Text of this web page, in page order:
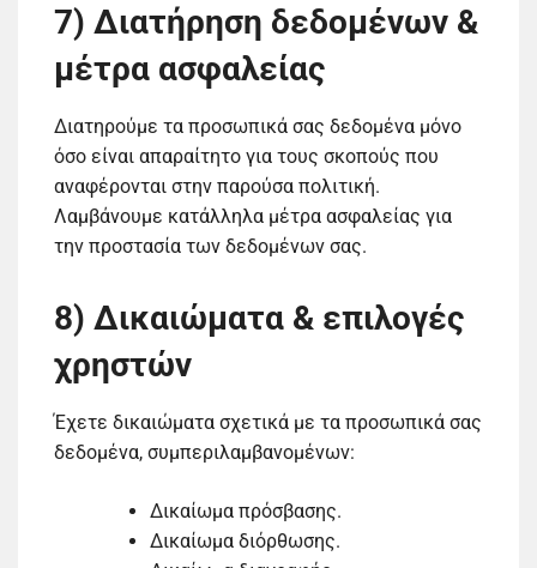
7) Διατήρηση δεδομένων &
μέτρα ασφαλείας
Διατηρούμε τα προσωπικά σας δεδομένα μόνο
όσο είναι απαραίτητο για τους σκοπούς που
αναφέρονται στην παρούσα πολιτική.
Λαμβάνουμε κατάλληλα μέτρα ασφαλείας για
την προστασία των δεδομένων σας.
8) Δικαιώματα & επιλογές
χρηστών
Έχετε δικαιώματα σχετικά με τα προσωπικά σας
δεδομένα, συμπεριλαμβανομένων:
Δικαίωμα πρόσβασης.
Δικαίωμα διόρθωσης.